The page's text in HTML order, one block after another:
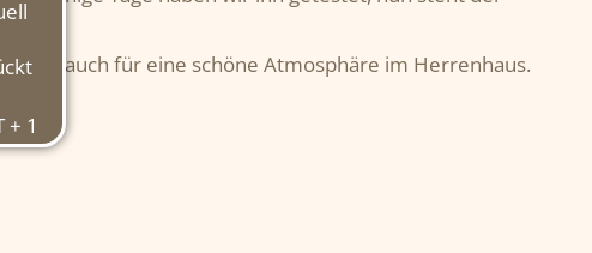
auch für eine schöne Atmosphäre im Herrenhaus.